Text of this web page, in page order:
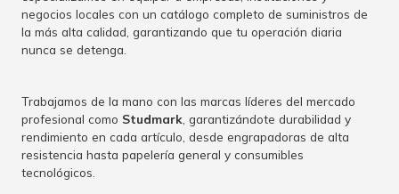
negocios locales con un catálogo completo de suministros de
la más alta calidad, garantizando que tu operación diaria
nunca se detenga.
Trabajamos de la mano con las marcas líderes del mercado
profesional como Studmark , garantizándote durabilidad y
rendimiento en cada artículo, desde engrapadoras de alta
resistencia hasta papelería general y consumibles
tecnológicos.